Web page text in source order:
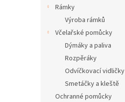
Rámky
Výroba rámků
Včelařské pomůcky
Dýmáky a paliva
Rozpěráky
Odvíčkovací vidličky
Smetáčky a kleště
Ochranné pomůcky